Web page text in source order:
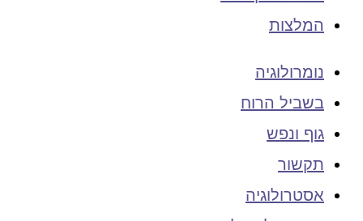
המלצות
נומרולוגיה
בשביל הרוח
גוף ונפש
תקשור
אסטרולוגיה